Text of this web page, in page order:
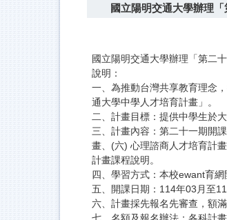
國立陽明交通大學辦理
國立陽明交通大學辦理「第二
說明：
一、為推動台灣共享教育理念
通大學中學人才培育計畫」。
二、計畫目標：提供中學生於
三、計畫內容：第二十一期開
畫、(六) 心理諮商人才培育計
計畫課程說明。
四、學習方式：本校ewant育
五、開課日期：114年03月至
六、計畫採先報名先審查，額
七、名額及報名辦法：各科計